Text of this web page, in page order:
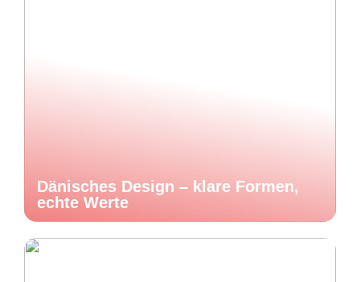
Dänisches Design – klare Formen,
echte Werte